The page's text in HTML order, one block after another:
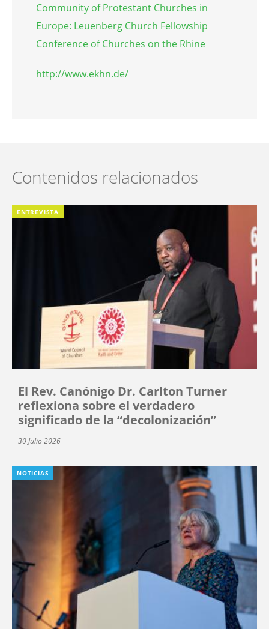
Community of Protestant Churches in
Europe: Leuenberg Church Fellowship
Conference of Churches on the Rhine
http://www.ekhn.de/
Contenidos relacionados
ENTREVISTA
El Rev. Canónigo Dr. Carlton Turner
reflexiona sobre el verdadero
significado de la “decolonización”
30 Julio 2026
NOTICIAS